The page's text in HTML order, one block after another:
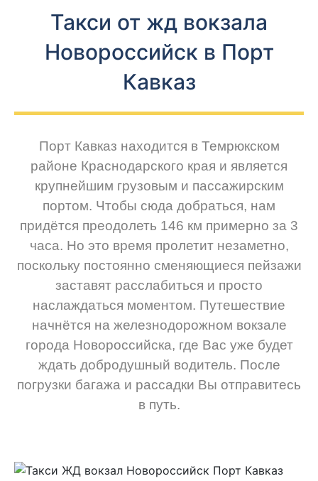
Такси от жд вокзала
Новороссийск в Порт
Кавказ
Порт Кавказ находится в Темрюкском
районе Краснодарского края и является
крупнейшим грузовым и пассажирским
портом. Чтобы сюда добраться, нам
придётся преодолеть 146 км примерно за 3
часа. Но это время пролетит незаметно,
поскольку постоянно сменяющиеся пейзажи
заставят расслабиться и просто
наслаждаться моментом. Путешествие
начнётся на железнодорожном вокзале
города Новороссийска, где Вас уже будет
ждать добродушный водитель. После
погрузки багажа и рассадки Вы отправитесь
в путь.